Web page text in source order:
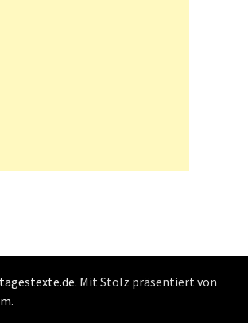
tagestexte.de. Mit Stolz präsentiert von
.